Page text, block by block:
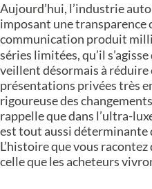
Aujourd’hui, l’industrie
imposant une
communication produit
séries limitées, qu’il s’agisse
veillent désormais à réduire
présentations privées très
rigoureuse des
rappelle que dans l’ultra-
est tout aussi déterminante
L’histoire que vous
celle que les acheteurs